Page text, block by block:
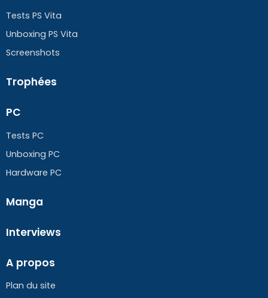
Tests PS Vita
Unboxing PS Vita
Screenshots
Trophées
PC
Tests PC
Unboxing PC
Hardware PC
Manga
Interviews
A propos
Plan du site